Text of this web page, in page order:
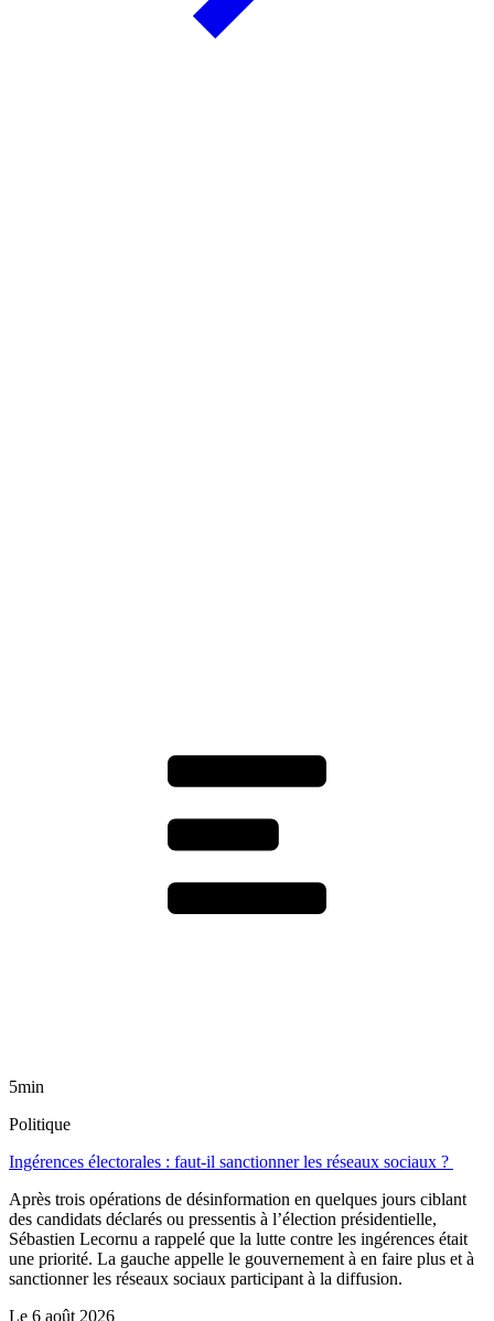
5min
Politique
Ingérences électorales : faut-il sanctionner les réseaux sociaux ?
Après trois opérations de désinformation en quelques jours ciblant
des candidats déclarés ou pressentis à l’élection présidentielle,
Sébastien Lecornu a rappelé que la lutte contre les ingérences était
une priorité. La gauche appelle le gouvernement à en faire plus et à
sanctionner les réseaux sociaux participant à la diffusion.
Le 6 août 2026